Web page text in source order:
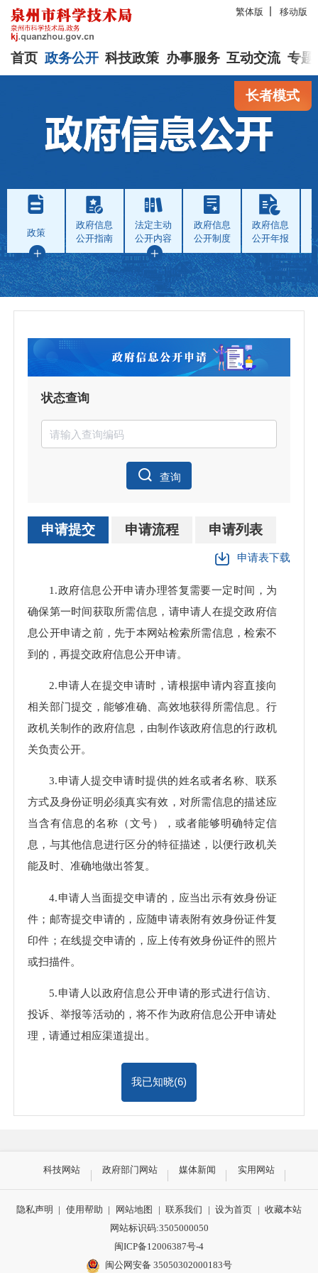
繁体版 移动版
首页 政务公开 科技政策 办事服务 互动交流 专题
长者模式
政策
政府信息
公开指南
法定主动
公开内容
政府信息
公开制度
政府信息
公开年报
状态查询
查询
申请提交 申请流程 申请列表
申请表下载
1.政府信息公开申请办理答复需要一定时间，为
确保第一时间获取所需信息，请申请人在提交政府信
息公开申请之前，先于本网站检索所需信息，检索不
到的，再提交政府信息公开申请。
2.申请人在提交申请时，请根据申请内容直接向
相关部门提交，能够准确、高效地获得所需信息。行
政机关制作的政府信息，由制作该政府信息的行政机
关负责公开。
3.申请人提交申请时提供的姓名或者名称、联系
方式及身份证明必须真实有效，对所需信息的描述应
当含有信息的名称（文号），或者能够明确特定信
息，与其他信息进行区分的特征描述，以便行政机关
能及时、准确地做出答复。
4.申请人当面提交申请的，应当出示有效身份证
件；邮寄提交申请的，应随申请表附有效身份证件复
印件；在线提交申请的，应上传有效身份证件的照片
或扫描件。
5.申请人以政府信息公开申请的形式进行信访、
投诉、举报等活动的，将不作为政府信息公开申请处
理，请通过相应渠道提出。
我已知晓(6)
科技网站 政府部门网站 媒体新闻 实用网站
隐私声明 | 使用帮助 | 网站地图 | 联系我们 | 设为首页 | 收藏本站
网站标识码:3505000050
闽ICP备12006387号-4
闽公网安备 35050302000183号